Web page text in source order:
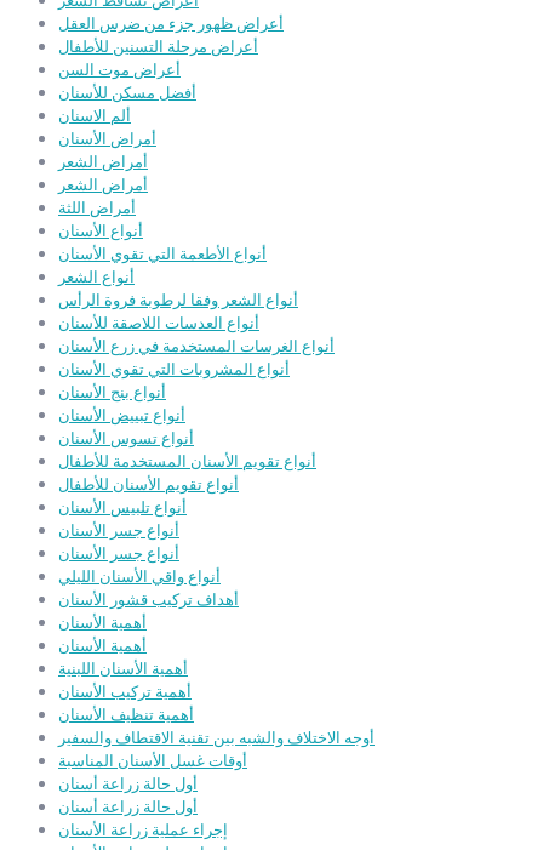
أعراض ظهور جزء من ضرس العقل
أعراض مرحلة التسنين للأطفال
أعراض موت السن
أفضل مسكن للأسنان
ألم الاسنان
أمراض الأسنان
أمراض الشعر
أمراض الشعر
أمراض اللثة
أنواع الأسنان
أنواع الأطعمة التي تقوي الأسنان
أنواع الشعر
أنواع الشعر وفقا لرطوبة فروة الرأس
أنواع العدسات اللاصقة للأسنان
أنواع الغرسات المستخدمة في زرع الأسنان
أنواع المشروبات التي تقوي الأسنان
أنواع بنج الأسنان
أنواع تبييض الأسنان
أنواع تسوس الأسنان
أنواع تقويم الأسنان المستخدمة للأطفال
أنواع تقويم الأسنان للأطفال
أنواع تلبيس الأسنان
أنواع جسر الأسنان
أنواع جسر الأسنان
أنواع واقي الأسنان الليلي
أهداف تركيب قشور الأسنان
أهمية الأسنان
أهمية الأسنان
أهمية الأسنان اللبنية
أهمية تركيب الأسنان
أهمية تنظيف الأسنان
أوجه الاختلاف والشبه بين تقنية الاقتطاف والسفير
أوقات غسل الأسنان المناسبة
أول حالة زراعة أسنان
أول حالة زراعة أسنان
إجراء عملية زراعة الأسنان